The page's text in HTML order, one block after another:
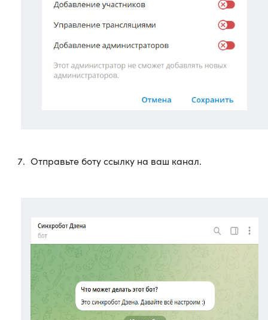
Отправьте боту ссылку на ваш канал.